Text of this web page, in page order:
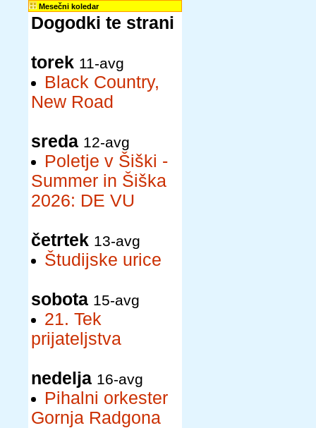
Mesečni koledar
Dogodki te strani
torek 11-avg
Black Country,
New Road
sreda 12-avg
Poletje v Šiški -
Summer in Šiška
2026: DE VU
četrtek 13-avg
Študijske urice
sobota 15-avg
21. Tek
prijateljstva
nedelja 16-avg
Pihalni orkester
Gornja Radgona